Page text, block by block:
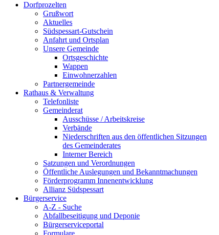
Dorfprozelten
Grußwort
Aktuelles
Südspessart-Gutschein
Anfahrt und Ortsplan
Unsere Gemeinde
Ortsgeschichte
Wappen
Einwohnerzahlen
Partnergemeinde
Rathaus & Verwaltung
Telefonliste
Gemeinderat
Ausschüsse / Arbeitskreise
Verbände
Niederschriften aus den öffentlichen Sitzungen
des Gemeinderates
Interner Bereich
Satzungen und Verordnungen
Öffentliche Auslegungen und Bekanntmachungen
Förderprogramm Innenentwicklung
Allianz Südspessart
Bürgerservice
A-Z - Suche
Abfallbeseitigung und Deponie
Bürgerserviceportal
Formulare